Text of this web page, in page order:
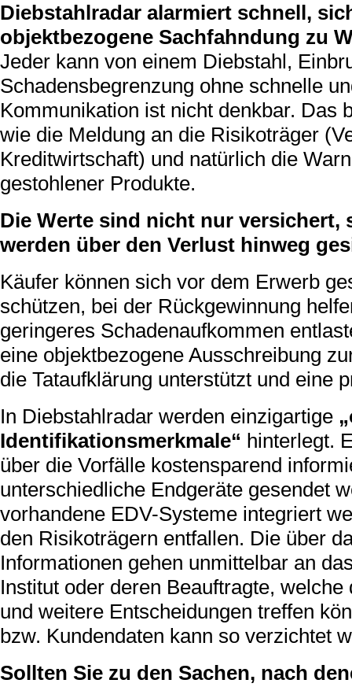
Diebstahlradar alarmiert schnell,
objektbezogene Sachfahndung zu
Jeder kann von einem Diebstahl,
Schadensbegrenzung ohne schnelle
Kommunikation ist nicht denkbar. Das
wie die Meldung an die Risikoträger
Kreditwirtschaft) und natürlich die
gestohlener Produkte.
Die Werte sind nicht nur
werden über den Verlust hinweg
Käufer können sich vor dem Erwerb
schützen, bei der Rückgewinnung
geringeres Schadenaufkommen
eine objektbezogene Ausschreibung
die Tataufklärung unterstützt und eine
In Diebstahlradar werden einzigartige
Identifikationsmerkmale“ hinterlegt.
über die Vorfälle kostensparend
unterschiedliche Endgeräte gesendet
vorhandene EDV-Systeme integriert
den Risikoträgern entfallen. Die über
Informationen gehen unmittelbar an
Institut oder deren Beauftragte,
und weitere Entscheidungen treffen
bzw. Kundendaten kann so verzichtet
Sollten Sie zu den Sachen, nach